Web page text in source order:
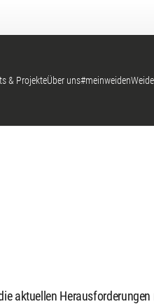
& ProjekteÜber uns#meinweiden
aktuellen